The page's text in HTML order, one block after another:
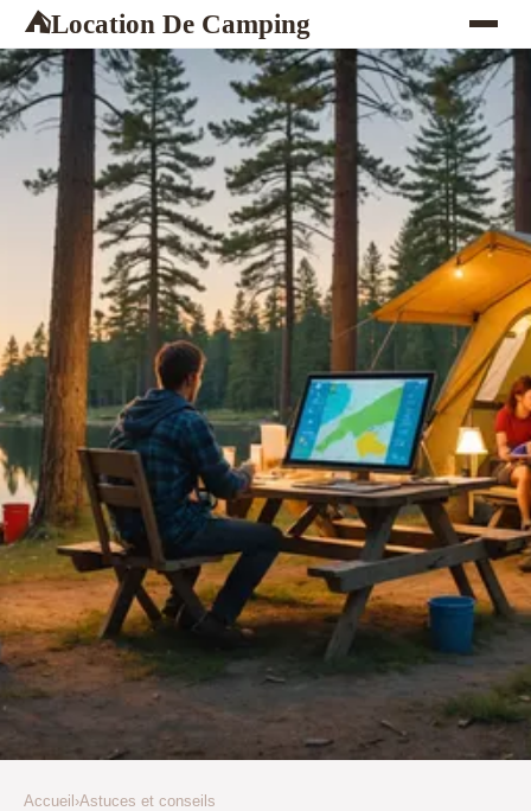
⛺Location De Camping
Accueil ›Astuces et conseils